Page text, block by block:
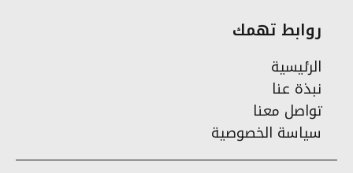
روابط تهمك
الرئيسية
نبذة عنا
تواصل معنا
سياسة الخصوصية